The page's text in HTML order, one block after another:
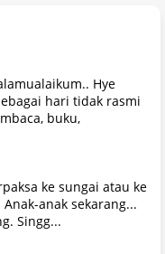
Hye
hari tidak rasmi
buku,
ke sungai atau ke
anak sekarang...
Singg...